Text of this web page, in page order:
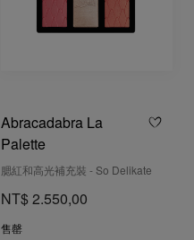
Abracadabra La
Palette
腮紅和高光補充裝 - So Delikate
NT$ 2.550,00
售罄